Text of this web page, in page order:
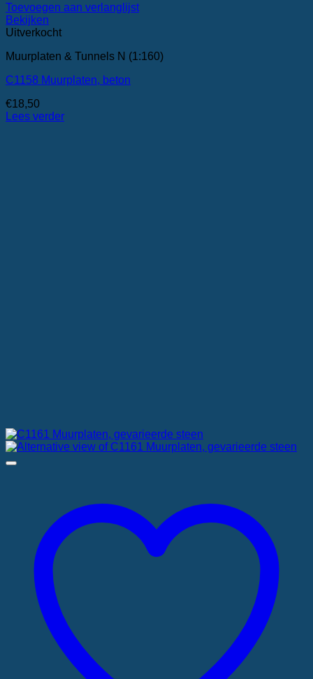
Toevoegen aan verlanglijst
Bekijken
Uitverkocht
Muurplaten & Tunnels N (1:160)
C1158 Muurplaten, beton
€18,50
Lees verder